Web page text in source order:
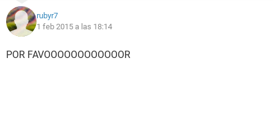
rubyr7
1 feb 2015 a las 18:14
POR FAVOOOOOOOOOOOOR